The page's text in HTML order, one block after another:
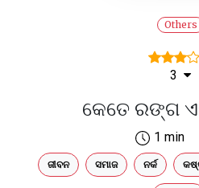
Others
3
କେତେ ରଙ୍ଗ
1 min
ଜୀବନ ସମାଜ ନର୍କ